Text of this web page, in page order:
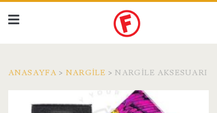
ANASAYFA > NARGILE >NARGILE AKSESUARI